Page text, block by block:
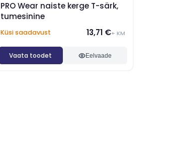
PRO Wear naiste kerge T-särk,
tumesinine
Küsi saadavust 13,71 €+ KM
Vaata toodet Eelvaade